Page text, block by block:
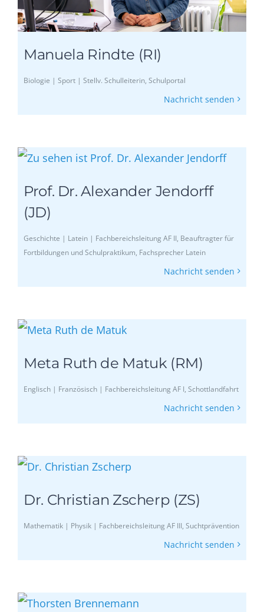
Manuela Rindte (RI)
Biologie | Sport | Stellv. Schulleiterin, Schulportal
Nachricht senden
Prof. Dr. Alexander Jendorff
(JD)
Geschichte | Latein | Fachbereichsleitung AF II, Beauftragter für
Fortbildungen und Schulpraktikum, Fachsprecher Latein
Nachricht senden
Meta Ruth de Matuk (RM)
Englisch | Französisch | Fachbereichsleitung AF I, Schottlandfahrt
Nachricht senden
Dr. Christian Zscherp (ZS)
Mathematik | Physik | Fachbereichsleitung AF III, Suchtprävention
Nachricht senden